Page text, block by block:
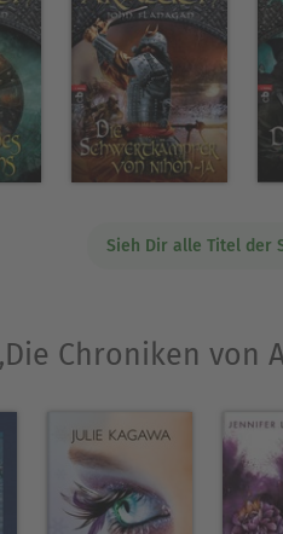
Sieh Dir alle Titel der
Chroniken von